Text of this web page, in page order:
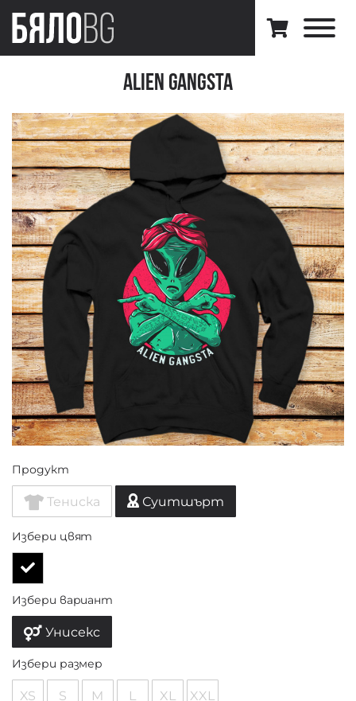
Alien Gangsta
Продукт
Тениска Суитшърт
Избери цвят
Избери вариант
Унисекс
Избери размер
XS S M L XL XXL